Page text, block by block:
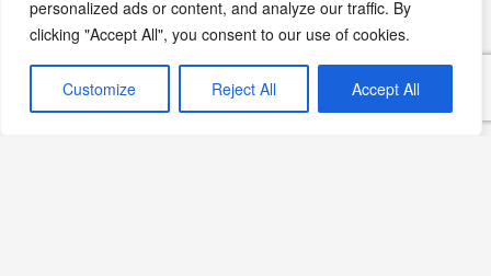
personalized ads or content, and analyze our traffic. By
clicking "Accept All", you consent to our use of cookies.
Customize Reject All Accept All
Ceviz taze ve ince çekilmiş olmalıdır.
Faydalı Kaynaklar